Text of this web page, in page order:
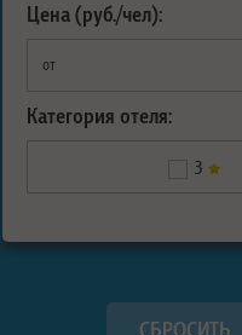
Цена (руб./чел):
от
Категория отеля:
3